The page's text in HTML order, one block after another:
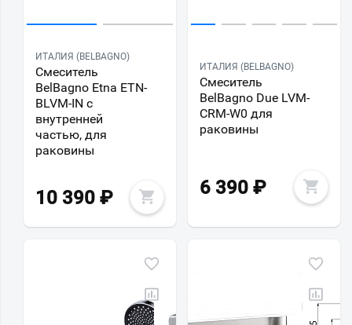
ИТАЛИЯ (BELBAGNO)
Смеситель
BelBagno Etna ETN-
BLVM-IN с
внутренней
частью, для
раковины
10 390 ₽
ИТАЛИЯ (BELBAGNO)
Смеситель
BelBagno Due LVM-
CRM-W0 для
раковины
6 390 ₽